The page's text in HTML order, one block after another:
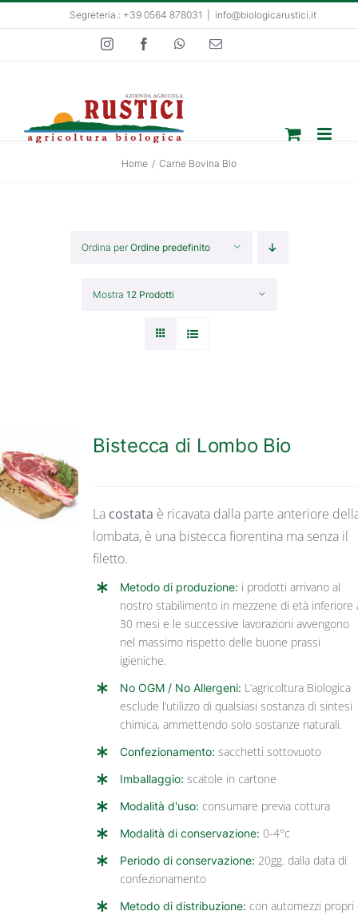
al
Segreteria.: +39 0564 878031 info@biologicarustici.it
InstagramFacebookWhatsApp
Email
Home / Carne Bovina Bio
Ordina perOrdine predefinito
Mostra 12 Prodotti
DETTAGLI
Bistecca di Lombo Bio
La costata è ricavata dalla parte anteriore
lombata, è una bistecca fiorentina ma senza il
filetto.
Metodo di produzione: i prodotti arrivano al
nostro stabilimento in mezzene di età inferiore
30 mesi e le successive lavorazioni avvengono
nel massimo rispetto delle buone prassi
igieniche.
No OGM / No Allergeni: L’agricoltura Biologica
esclude l’utilizzo di qualsiasi sostanza di sintesi
chimica, ammettendo solo sostanze naturali.
Confezionamento: sacchetti sottovuoto
Imballaggio: scatole in cartone
Modalità d'uso: consumare previa cottura
Modalità di conservazione: 0-4°c
Periodo di conservazione: 20gg. dalla data di
confezionamento
Metodo di distribuzione: con automezzi propri